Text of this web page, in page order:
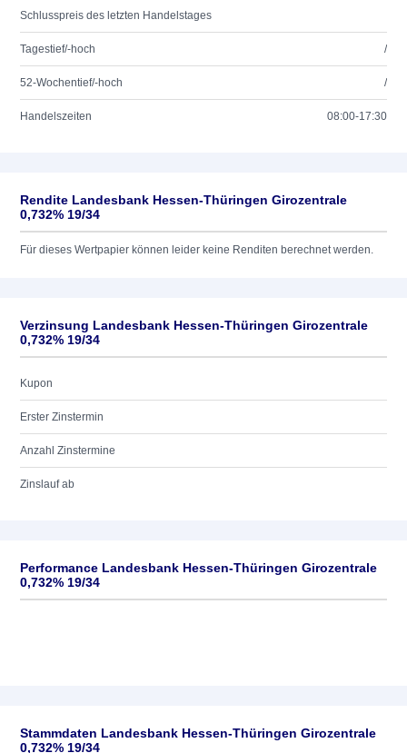
Schlusspreis des letzten Handelstages
Tagestief/-hoch /
52-Wochentief/-hoch /
Handelszeiten 08:00-17:30
Rendite Landesbank Hessen-Thüringen Girozentrale
0,732% 19/34
Für dieses Wertpapier können leider keine Renditen berechnet werden.
Verzinsung Landesbank Hessen-Thüringen Girozentrale
0,732% 19/34
Kupon
Erster Zinstermin
Anzahl Zinstermine
Zinslauf ab
Performance Landesbank Hessen-Thüringen Girozentrale
0,732% 19/34
Stammdaten Landesbank Hessen-Thüringen Girozentrale
0,732% 19/34